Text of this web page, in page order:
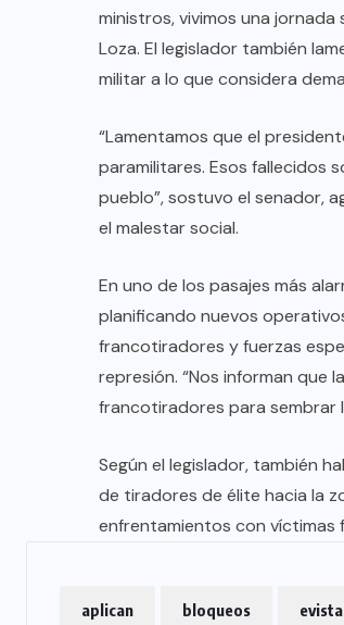
ministros, vivimos una
Loza. El legislador también
militar a lo que considera
“Lamentamos que el
paramilitares. Esos fallecidos
pueblo”, sostuvo el senador,
el malestar social.
En uno de los pasajes más
planificando nuevos
francotiradores y fuerzas
represión. “Nos informan que
francotiradores para sembrar
Según el legislador, también
de tiradores de élite hacia la
enfrentamientos con víctimas
aplican bloqueos